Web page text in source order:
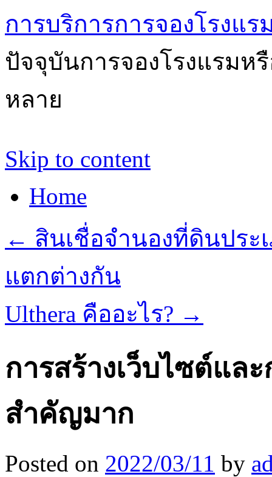
การบริการการจองโรงแ
ปัจจุบันการจองโรงแรมห
หลาย
Skip to content
Home
← สินเชื่อจำนองที่ดินประ
แตกต่างกัน
Ulthera คืออะไร? →
การสร้างเว็บไซต์แ
สำคัญมาก
Posted on 2022/03/11 by